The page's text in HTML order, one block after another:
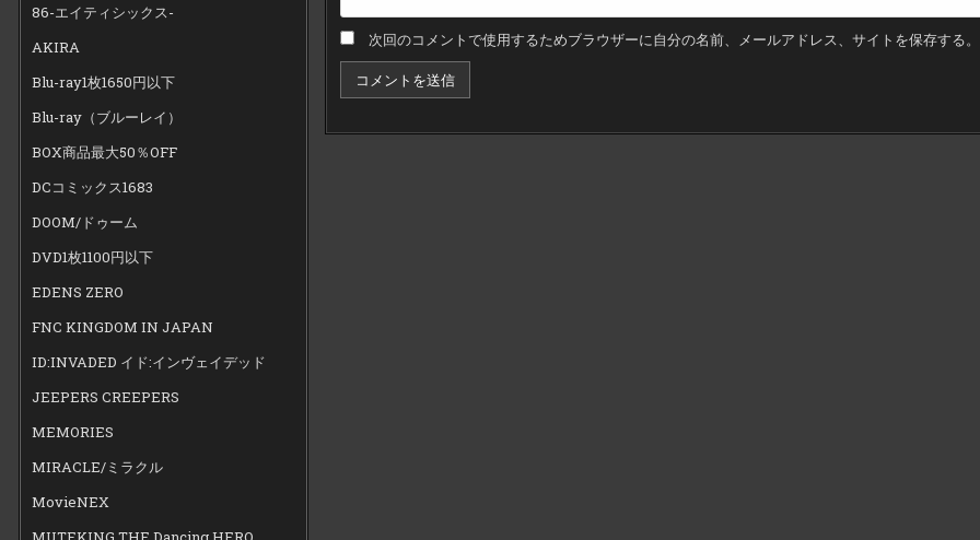
86-エイティシックス-
AKIRA
Blu-ray1枚1650円以下
Blu-ray（ブルーレイ）
BOX商品最大50％OFF
DCコミックス1683
DOOM/ドゥーム
DVD1枚1100円以下
EDENS ZERO
FNC KINGDOM IN JAPAN
ID:INVADED イド:インヴェイデッド
JEEPERS CREEPERS
MEMORIES
MIRACLE/ミラクル
MovieNEX
次回のコメントで使用するためブラウザーに自分の名前、メールアドレス、サイトを保存する。